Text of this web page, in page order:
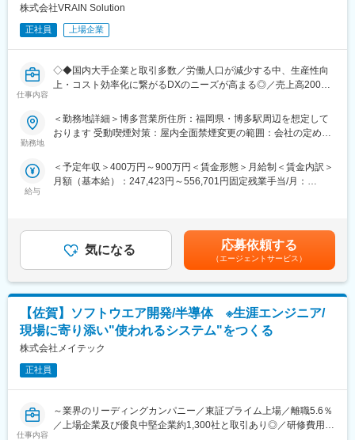
・お客様にて不具合が発生した際には、1次対応を行い、製品開発
を担当している協力会社と連携しながら解決のためのサポートを
お任せします。
■製品情報：
・ビニールハウス用自動開閉装置
・ビニールハウス用自動潅水装置
・異常検知装置『グリーンアイ』
・炭酸ガス発生器『グリーンパワー』
■採用背景：
農業生産者への指導を行い、生産者が魅力を感じる商品開発を進
■組織構成：
業務開発部に所属し、5名体制で製品開発や協力会社とのやり取
り、会社の在庫管理を行っています。会社全体では、営業部13
■キャリアパス：
トップシェアを誇る製品の開発に携わることで、農業分野におけ
るスペシャリストを目指すことが可能です◎
また、スマート農業の推進を通じて、最先端技術に触れる機会も
多数あります！
変更の範囲：会社の定める業務
株式会社VRAIN Solution
正社員 上場企業
仕事内容
◇◆国内大手企業と取引多数／労働人口が減少する中、生産性向
上・コスト効率化に繋がるDXのニーズが高まる◎／売上高200%
メーカー出身の代表が設立◆◇
光学系の技術を活用し、要求を満たすための照明／カメラ選定に
よる撮像条件の検証、クライアントへのデモ対応等、技術支援を
■具体的には：
◇要求に応じた撮像・照明の選定の検証
◇外観検査装置立ち上げや納品時の現場支援
■当社について：
当社は2024年2月に創業から4年で上場、「モノづくりのあり方を
変え、世界を変えていく」をミッションに「製造現場のインテグ
レーター」を目指しています。
ます。
そこで私たちは、製造現場の自動化及び省人化を支援するべく、
勤務地
＜勤務地詳細＞博多営業所住所：福岡県・博多駅周辺を想定して
おります 受動喫煙対策：屋内全面禁煙変更の範囲：会社の定める
給与
＜予定年収＞400万円～900万円＜賃金形態＞月給制＜賃金内訳＞
月額（基本給）：247,423円～556,701円固定残業手当/月：
経験、スキル、年齢を考慮の上、当社規定により決定します。※年
収構成：月給×12ヶ月※人事評価年2回、評価に応じて給与改定を
行います。賃金はあくまでも目安の金額であり、選考を通じて上
下する可能性があります。月給(月額)は固定手当を含めた表記で
す。
気になる 応募依頼する
（エージェントサービス）
【佐賀】ソフトウエア開発/半導体 ※生涯エンジニア/
現場に寄り添い"使われるシステム"をつくる
株式会社メイテック
正社員
仕事内容
～業界のリーディングカンパニー／東証プライム上場／離職5.6％
／上場企業及び優良中堅企業約1,300社と取引あり◎／研修費用は